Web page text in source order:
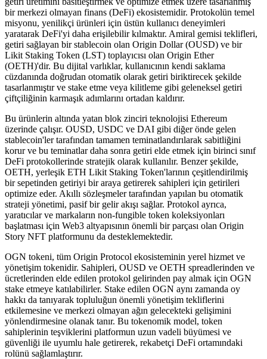
bir merkezi olmayan finans (DeFi) ekosistemidir. Protokolün temel
misyonu, yenilikçi ürünleri için üstün kullanıcı deneyimleri
yaratarak DeFi'yi daha erişilebilir kılmaktır. Amiral gemisi teklifleri,
getiri sağlayan bir stablecoin olan Origin Dollar (OUSD) ve bir
Likit Staking Token (LST) toplayıcısı olan Origin Ether
(OETH)'dir. Bu dijital varlıklar, kullanıcının kendi saklama
cüzdanında doğrudan otomatik olarak getiri biriktirecek şekilde
tasarlanmıştır ve stake etme veya kilitleme gibi geleneksel getiri
çiftçiliğinin karmaşık adımlarını ortadan kaldırır.
Bu ürünlerin altında yatan blok zinciri teknolojisi Ethereum
üzerinde çalışır. OUSD, USDC ve DAI gibi diğer önde gelen
stablecoin'ler tarafından tamamen teminatlandırılarak sabitliğini
korur ve bu teminatlar daha sonra getiri elde etmek için birinci sınıf
DeFi protokollerinde stratejik olarak kullanılır. Benzer şekilde,
OETH, yerleşik ETH Likit Staking Token'larının çeşitlendirilmiş
bir sepetinden getiriyi bir araya getirerek sahipleri için getirileri
optimize eder. Akıllı sözleşmeler tarafından yapılan bu otomatik
strateji yönetimi, pasif bir gelir akışı sağlar. Protokol ayrıca,
yaratıcılar ve markaların non-fungible token koleksiyonları
başlatması için Web3 altyapısının önemli bir parçası olan Origin
Story NFT platformunu da desteklemektedir.
OGN tokeni, tüm Origin Protocol ekosisteminin yerel hizmet ve
yönetişim tokenidir. Sahipleri, OUSD ve OETH spreadlerinden ve
ücretlerinden elde edilen protokol gelirinden pay almak için OGN
stake etmeye katılabilirler. Stake edilen OGN aynı zamanda oy
hakkı da tanıyarak topluluğun önemli yönetişim tekliflerini
etkilemesine ve merkezi olmayan ağın gelecekteki gelişimini
yönlendirmesine olanak tanır. Bu tokenomik model, token
sahiplerinin teşviklerini platformun uzun vadeli büyümesi ve
güvenliği ile uyumlu hale getirerek, rekabetçi DeFi ortamındaki
rolünü sağlamlaştırır.